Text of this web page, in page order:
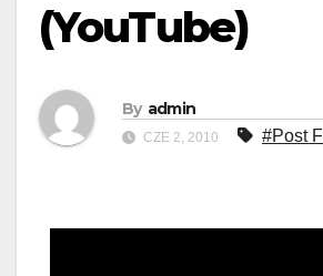
(YouTube)
By admin
CZE 2, 2010 #Post